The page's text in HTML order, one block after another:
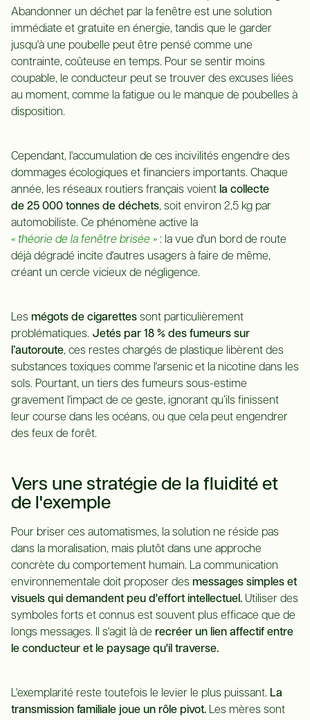
Abandonner un déchet par la fenêtre est une solution
immédiate et gratuite en énergie, tandis que le garder
jusqu'à une poubelle peut être pensé comme une
contrainte, coûteuse en temps. Pour se sentir moins
coupable, le conducteur peut se trouver des excuses liées
au moment, comme la fatigue ou le manque de poubelles à
disposition.
Cependant, l'accumulation de ces incivilités engendre des
dommages écologiques et financiers importants. Chaque
année, les réseaux routiers français voient la collecte
de 25 000 tonnes de déchets, soit environ 2,5 kg par
automobiliste. Ce phénomène active la
« théorie de la fenêtre brisée » : la vue d'un bord de route
déjà dégradé incite d'autres usagers à faire de même,
créant un cercle vicieux de négligence.
Les mégots de cigarettes sont particulièrement
problématiques. Jetés par 18 % des fumeurs sur
l’autoroute, ces restes chargés de plastique libèrent des
substances toxiques comme l'arsenic et la nicotine dans les
sols. Pourtant, un tiers des fumeurs sous-estime
gravement l'impact de ce geste, ignorant qu’ils finissent
leur course dans les océans, ou que cela peut engendrer
des feux de forêt.
Vers une stratégie de la fluidité et
de l'exemple
Pour briser ces automatismes, la solution ne réside pas
dans la moralisation, mais plutôt dans une approche
concrète du comportement humain. La communication
environnementale doit proposer des messages simples et
visuels qui demandent peu d'effort intellectuel. Utiliser des
symboles forts et connus est souvent plus efficace que de
longs messages. Il s'agit là de recréer un lien affectif entre
le conducteur et le paysage qu'il traverse.
L'exemplarité reste toutefois le levier le plus puissant. La
transmission familiale joue un rôle pivot. Les mères sont